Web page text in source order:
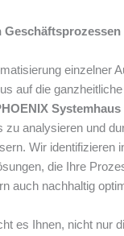
einzelner
auf die
Systemhaus
zu analysieren und
Wir identifizieren
die Ihre
auch nachhaltig
es Ihnen, nicht nur